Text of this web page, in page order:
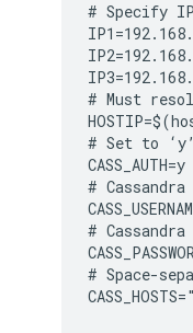
# Specify IP
# Must
# Set to
#
# Cassandra
# Space-